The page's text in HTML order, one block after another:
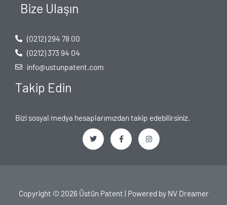
Bize Ulaşın
(0212) 294 78 00
(0212) 373 94 04
info@ustunpatent.com
Takip Edin
Bizi sosyal medya hesaplarımızdan takip edebilirsiniz.
T
r
F
o
I
r
Copyright © 2026 Üstün Patent | Powered by NV Dreamer